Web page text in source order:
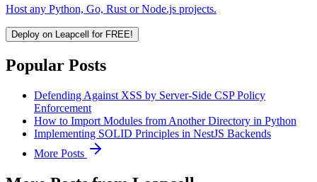
Host any Python, Go, Rust or Node.js projects.
Deploy on Leapcell for FREE!
Popular Posts
Defending Against XSS by Server-Side CSP Policy
Enforcement
How to Import Modules from Another Directory in Python
Implementing SOLID Principles in NestJS Backends
More Posts